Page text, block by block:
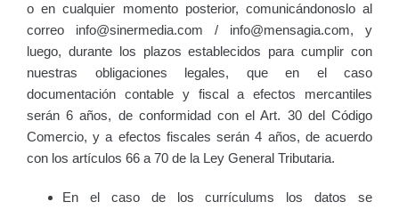
o en cualquier momento posterior, comunicándonoslo al
correo info@sinermedia.com / info@mensagia.com, y
luego, durante los plazos establecidos para cumplir con
nuestras obligaciones legales, que en el caso
documentación contable y fiscal a efectos mercantiles
serán 6 años, de conformidad con el Art. 30 del Código
Comercio, y a efectos fiscales serán 4 años, de acuerdo
con los artículos 66 a 70 de la Ley General Tributaria.
En el caso de los currículums los datos se